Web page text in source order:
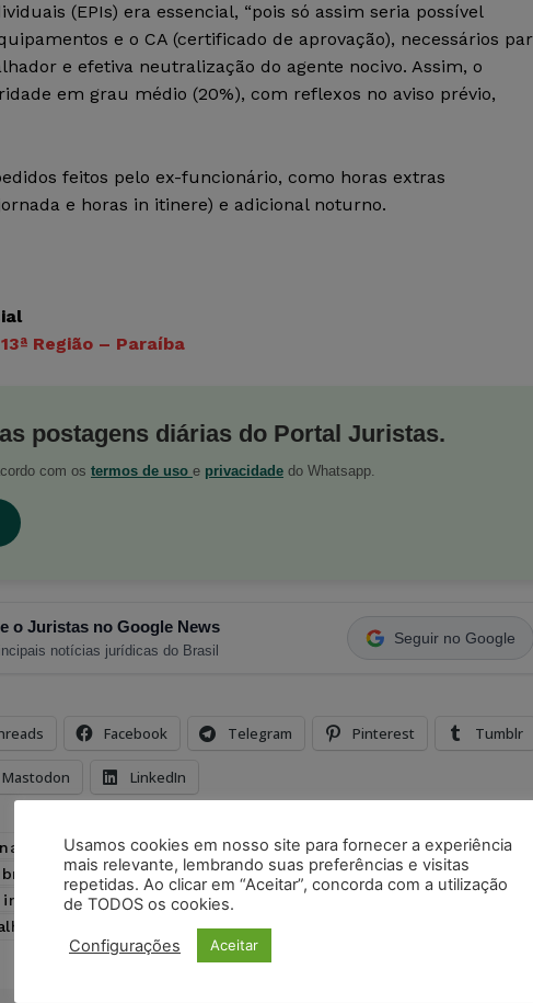
(EPIs) era essencial, “pois só assim seria possível
e o CA (certificado de aprovação), necessários
e efetiva neutralização do agente nocivo. Assim, o
em grau médio (20%), com reflexos no aviso prévio,
feitos pelo ex-funcionário, como horas extras
e horas in itinere) e adicional noturno.
Região – Paraíba
postagens diárias do Portal Juristas.
com os termos de uso e privacidade do Whatsapp.
o Juristas no Google News
notícias jurídicas do Brasil
Seguir no Google
Facebook Telegram Pinterest Tumblr
Mastodon LinkedIn
noturno
Adriano Mesquita Dantas
ambiente insalubre empregado
ex-funcionário
in itinere lafarge brasil s/a
Usamos cookies em nosso site para fornecer a experiência
mais relevante, lembrando suas preferências e visitas
repetidas. Ao clicar em “Aceitar”, concorda com a utilização
de TODOS os cookies.
Configurações Aceitar